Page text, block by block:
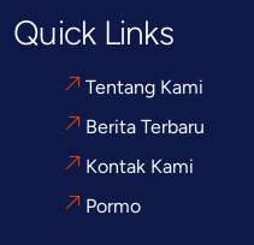
Quick Links
Tentang Kami
Berita Terbaru
Kontak Kami
Pormo